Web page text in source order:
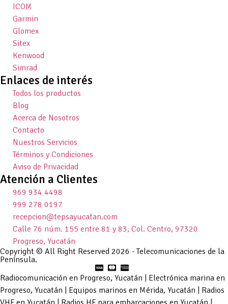
ICOM
Garmin
Glomex
Sitex
Kenwood
Simrad
Enlaces de interés
Todos los productos
Blog
Acerca de Nosotros
Contacto
Nuestros Servicios
Términos y Condiciones
Aviso de Privacidad
Atención a Clientes
969 934 4498
999 278 0197
recepcion@tepsayucatan.com
Calle 76 núm. 155 entre 81 y 83, Col. Centro, 97320
Progreso, Yucatán
Copyright © All Right Reserved 2026 - Telecomunicaciones de la
Península.
Radiocomunicación en Progreso, Yucatán | Electrónica marina en
Progreso, Yucatán | Equipos marinos en Mérida, Yucatán | Radios